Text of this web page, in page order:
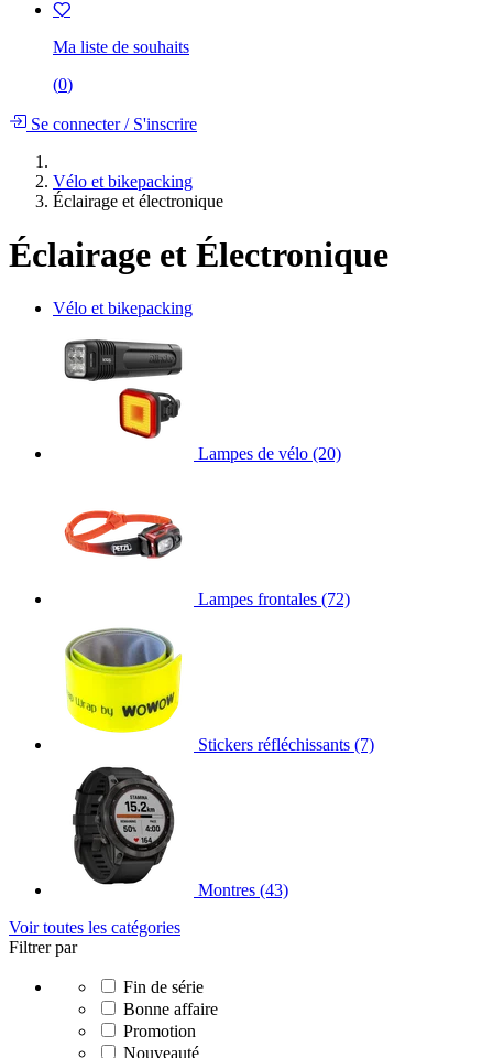
Ma liste de souhaits
(0)
Se connecter/S'inscrire
Vélo et bikepacking
Éclairage et électronique
Éclairage et Électronique
Vélo et bikepacking
Lampes de vélo (20)
Lampes frontales (72)
Stickers réfléchissants (7)
Montres (43)
Voir toutes les catégories
Filtrer par
Fin de série
Bonne affaire
Promotion
Nouveauté